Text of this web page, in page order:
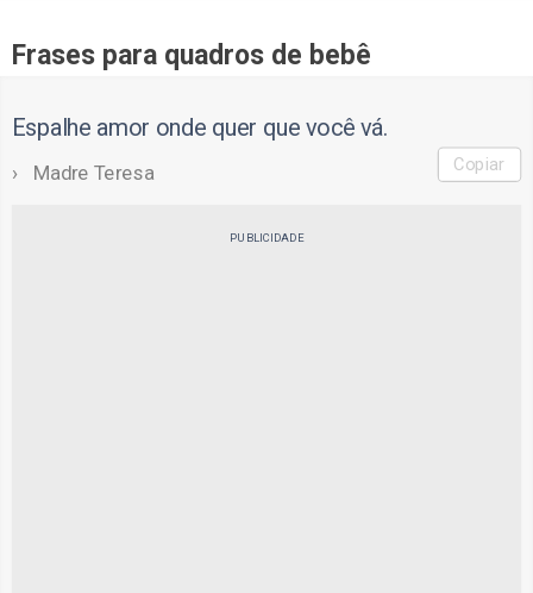
Frases para quadros de bebê
Espalhe amor onde quer que você vá.
Madre Teresa Copiar
PUBLICIDADE